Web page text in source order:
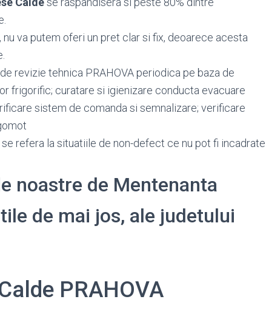
, nu va putem oferi un pret clar si fix, deoarece acesta
revizie tehnica PRAHOVA periodica pe baza de
frigorific; curatare si igienizare conducta evacuare
sistem de comanda si semnalizare; verificare
refera la situatiile de non-defect ce nu pot fi incadrate
noastre de Mentenanta
de mai jos, ale judetului
PRAHOVA